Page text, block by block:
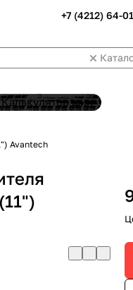
+7 (4212) 64-
Калькулятор шин
Avantech